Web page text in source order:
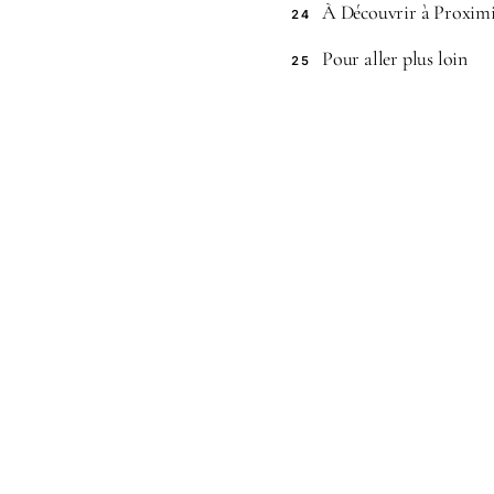
24 À Découvrir à
25 Pour aller plus loin